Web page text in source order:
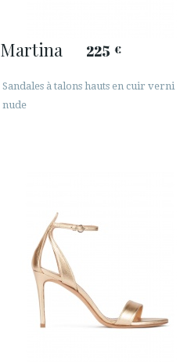
Martina 225 €
Sandales à talons hauts en cuir verni
nude